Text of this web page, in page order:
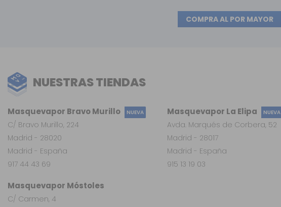
COMPRA AL POR MAYOR
NUESTRAS TIENDAS
Masquevapor Móstoles
C/ Carmen, 4
Masquevapor La Elipa NUEVA
Avda. Marqués de Corbera, 52
Madrid - 28017
Madrid - España
915 13 19 03
Masquevapor Bravo Murillo NUEVA
C/ Bravo Murillo, 224
Madrid - 28020
Madrid - España
917 44 43 69